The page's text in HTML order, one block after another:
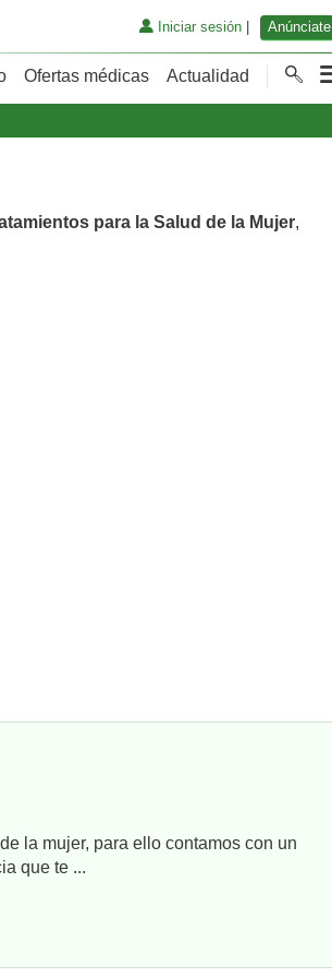
Iniciar sesión| Anúnciate
Ofertas médicas Actualidad
para la Salud de la Mujer,
la mujer, para ello contamos con un
que te ...